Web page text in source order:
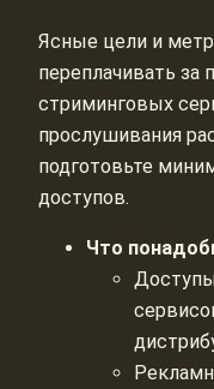
Ясные цели и
переплачивать за
стриминговых
прослушивания
подготовьте
доступов.
Что